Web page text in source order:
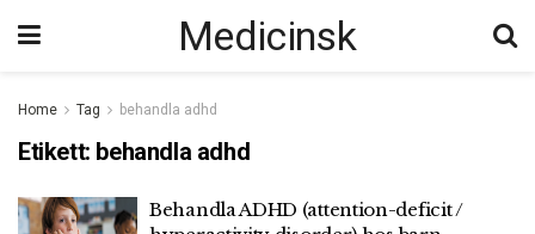
Medicinsk
Home Tag behandla adhd
Etikett: behandla adhd
Behandla ADHD (attention-deficit /